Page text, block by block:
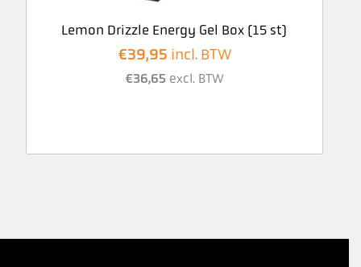
Lemon Drizzle Energy Gel Box (15 st)
€39,95 incl. BTW
€36,65 excl. BTW